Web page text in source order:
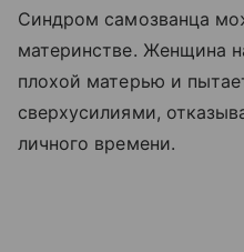
Синдром самозванца
материнстве. Женщина
плохой матерью и
сверхусилиями,
личного времени.